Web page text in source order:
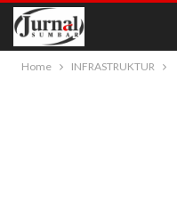
Home INFRASTRUKTUR